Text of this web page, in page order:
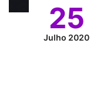
25
Julho 2020